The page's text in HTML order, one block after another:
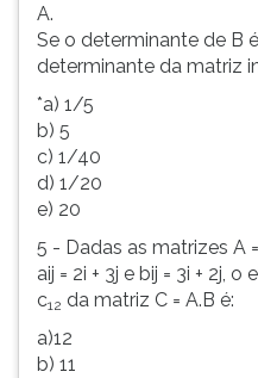
A.
Se o determinante de B
determinante da matriz
*a) 1/5
b) 5
c) 1/40
d) 1/20
e) 20
5 - Dadas as matrizes A
aij = 2i + 3j e bij = 3i + 2j, o
c12 da matriz C = A.B é:
a)12
b) 11